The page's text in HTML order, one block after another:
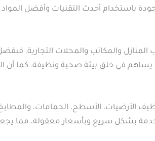
باستخدام أحدث التقنيات وأفضل
المنازل والمكاتب والمحلات التجارية.
يساهم في خلق بيئة صحية ونظيفة. كما أن
الأسطح، الحمامات، والمطابخ،
بشكل سريع وبأسعار معقولة، مما